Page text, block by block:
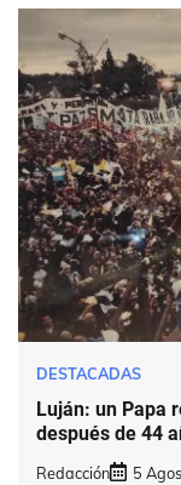
DESTACADAS
Luján: un Papa
después de 44
Redacción 5